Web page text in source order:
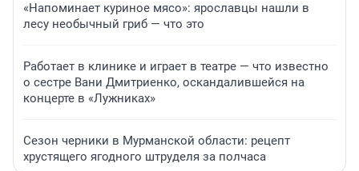
«Напоминает куриное мясо»: ярославцы нашли в
лесу необычный гриб — что это
Работает в клинике и играет в театре — что известно
о сестре Вани Дмитриенко, оскандалившейся на
концерте в «Лужниках»
Сезон черники в Мурманской области: рецепт
хрустящего ягодного штруделя за полчаса